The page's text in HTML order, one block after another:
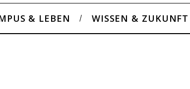
& LEBEN WISSEN & ZUKUNFT